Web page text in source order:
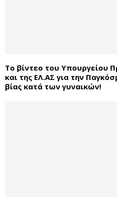
Το βίντεο του Υπουργείου
και της ΕΛ.ΑΣ για την
βίας κατά των γυναικών!